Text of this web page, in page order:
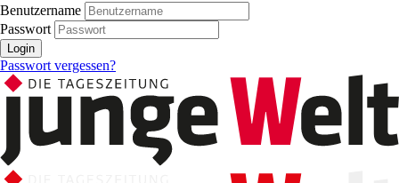
Benutzername
Passwort
Login
Passwort vergessen?